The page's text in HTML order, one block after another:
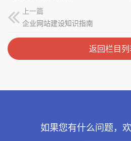
上一篇
企业网站建设知识指南
返回栏目
如果您有什么问题，